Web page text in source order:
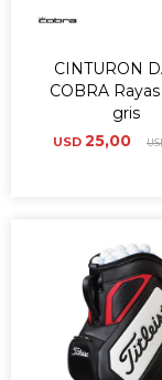
CINTURON
COBRA
gris
USD 25,00